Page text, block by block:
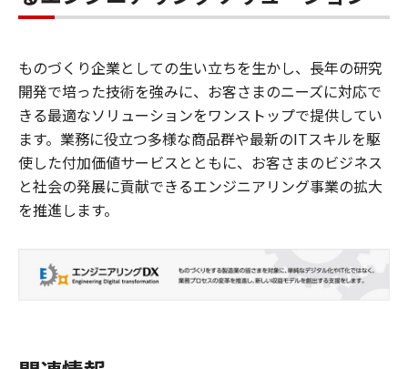
ものづくり企業としての生い立ちを生かし、長年の研究
開発で培った技術を強みに、お客さまのニーズに対応で
きる最適なソリューションをワンストップで提供してい
ます。業務に役立つ多様な商品群や最新のITスキルを駆
使した付加価値サービスとともに、お客さまのビジネス
と社会の発展に貢献できるエンジニアリング事業の拡大
を推進します。